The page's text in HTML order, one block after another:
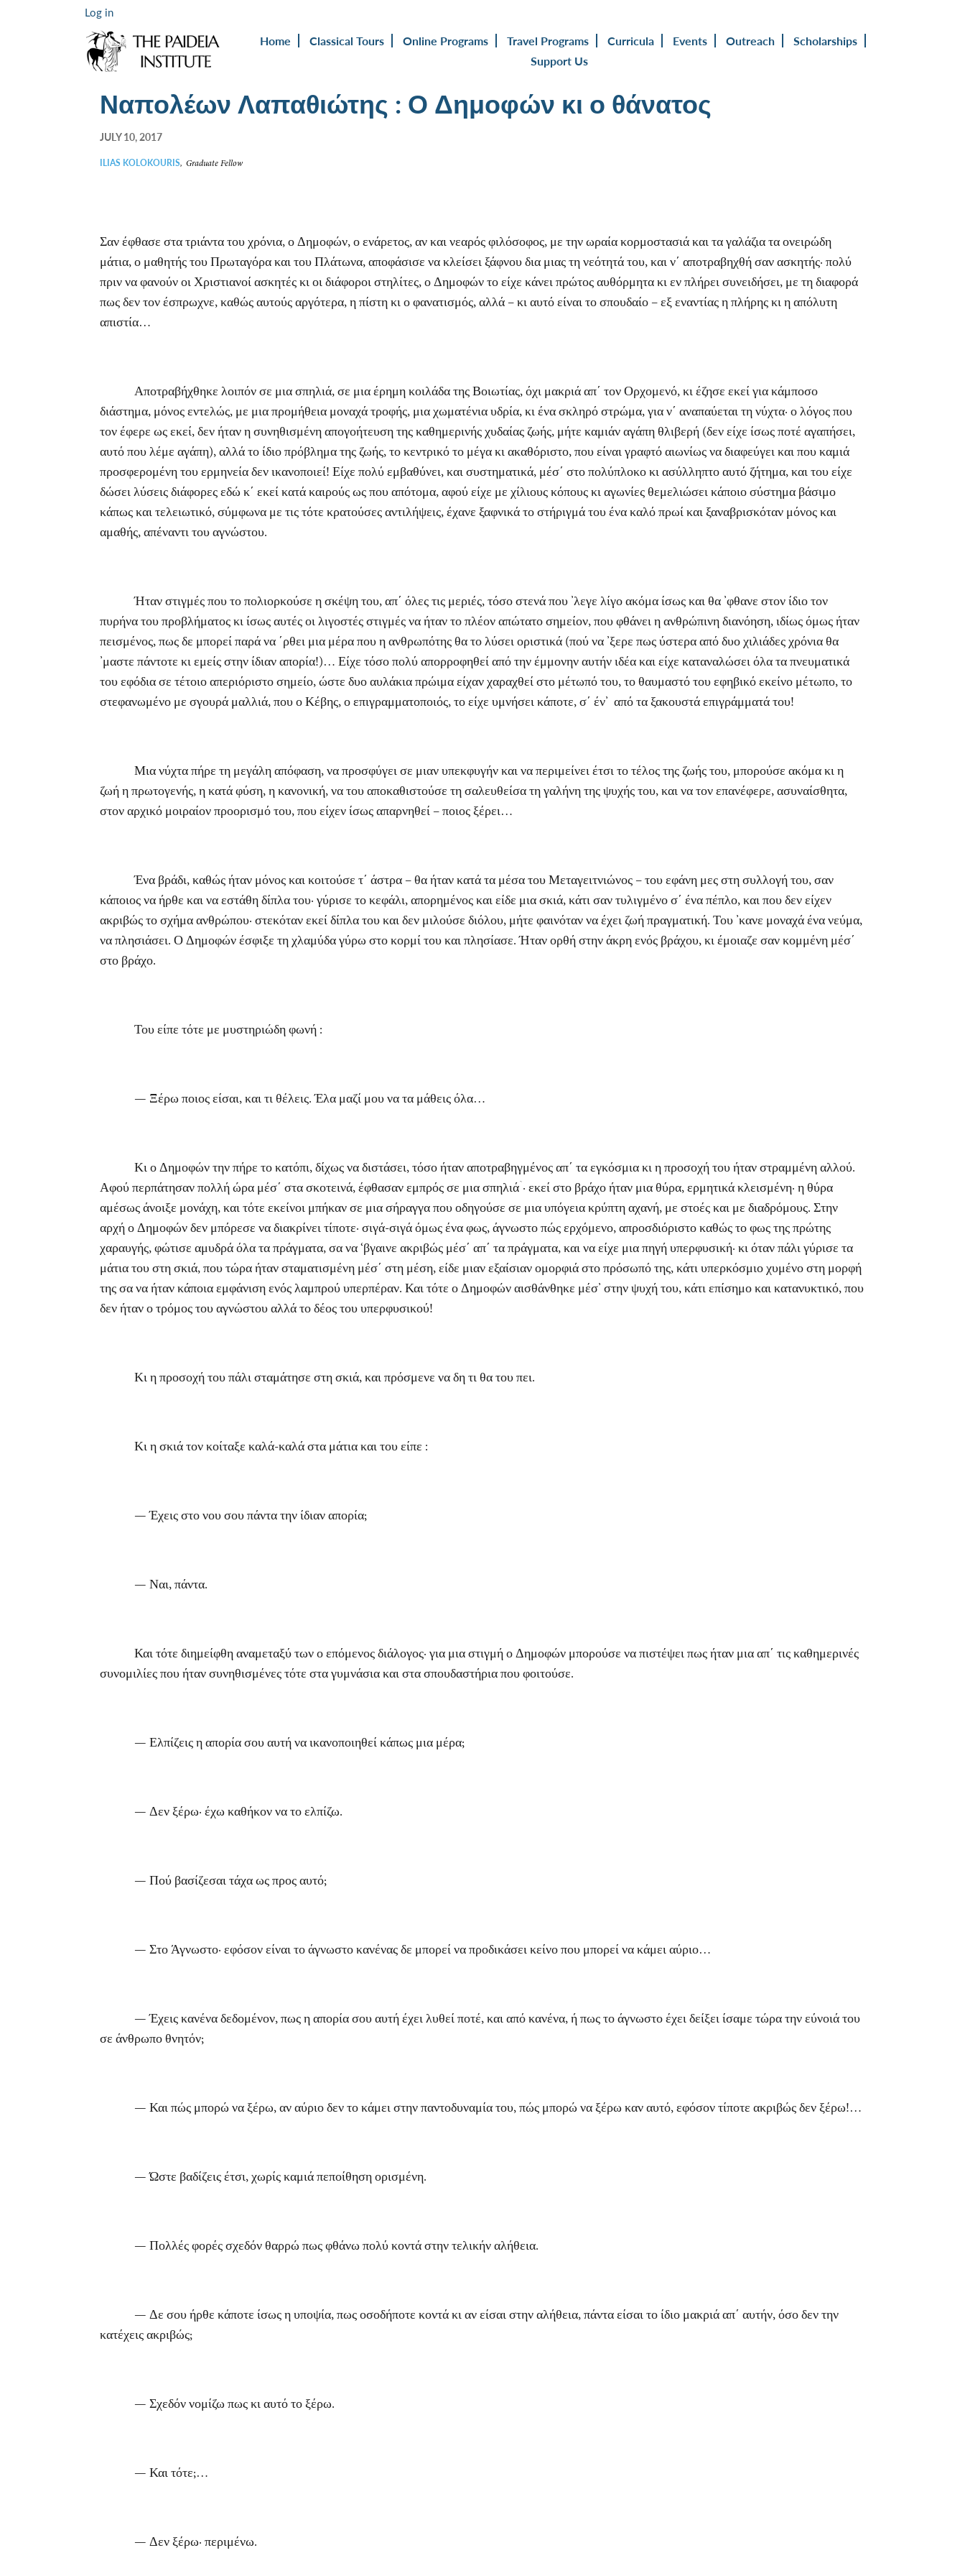
Log in
Home Classical Tours Online Programs Travel Programs Curricula Events Outreach
Scholarships
Support Us
Ναπολέων Λαπαθιώτης : Ο Δημοφών κι ο θάνατος
JULY 10, 2017
ILIAS KOLOKOURIS, Graduate Fellow
Σαν έφθασε στα τριάντα του χρόνια, ο Δημοφών, ο ενάρετος, αν και νεαρός φιλόσοφος, με την ωραία κορμοστασιά και τα γαλάζια τα ονειρώδη
μάτια, ο μαθητής του Πρωταγόρα και του Πλάτωνα, αποφάσισε να κλείσει ξάφνου δια μιας τη νεότητά του, και ν΄ αποτραβηχθή σαν ασκητής· πολύ
πριν να φανούν οι Χριστιανοί ασκητές κι οι διάφοροι στηλίτες, ο Δημοφών το είχε κάνει πρώτος αυθόρμητα κι εν πλήρει συνειδήσει, με τη διαφορά
πως δεν τον έσπρωχνε, καθώς αυτούς αργότερα, η πίστη κι ο φανατισμός, αλλά – κι αυτό είναι το σπουδαίο – εξ εναντίας η πλήρης κι η απόλυτη
απιστία…
Αποτραβήχθηκε λοιπόν σε μια σπηλιά, σε μια έρημη κοιλάδα της Βοιωτίας, όχι μακριά απ΄ τον Ορχομενό, κι έζησε εκεί για κάμποσο
διάστημα, μόνος εντελώς, με μια προμήθεια μοναχά τροφής, μια χωματένια υδρία, κι ένα σκληρό στρώμα, για ν΄ αναπαύεται τη νύχτα· ο λόγος που
τον έφερε ως εκεί, δεν ήταν η συνηθισμένη απογοήτευση της καθημερινής χυδαίας ζωής, μήτε καμιάν αγάπη θλιβερή (δεν είχε ίσως ποτέ αγαπήσει,
αυτό που λέμε αγάπη), αλλά το ίδιο πρόβλημα της ζωής, το κεντρικό το μέγα κι ακαθόριστο, που είναι γραφτό αιωνίως να διαφεύγει και που καμιά
προσφερομένη του ερμηνεία δεν ικανοποιεί! Είχε πολύ εμβαθύνει, και συστηματικά, μέσ΄ στο πολύπλοκο κι ασύλληπτο αυτό ζήτημα, και του είχε
δώσει λύσεις διάφορες εδώ κ΄ εκεί κατά καιρούς ως που απότομα, αφού είχε με χίλιους κόπους κι αγωνίες θεμελιώσει κάποιο σύστημα βάσιμο
κάπως και τελειωτικό, σύμφωνα με τις τότε κρατούσες αντιλήψεις, έχανε ξαφνικά το στήριγμά του ένα καλό πρωί και ξαναβρισκόταν μόνος και
αμαθής, απέναντι του αγνώστου.
Ήταν στιγμές που το πολιορκούσε η σκέψη του, απ΄ όλες τις μεριές, τόσο στενά που ’λεγε λίγο ακόμα ίσως και θα ’φθανε στον ίδιο τον
πυρήνα του προβλήματος κι ίσως αυτές οι λιγοστές στιγμές να ήταν το πλέον απώτατο σημείον, που φθάνει η ανθρώπινη διανόηση, ιδίως όμως ήταν
πεισμένος, πως δε μπορεί παρά να ΄ρθει μια μέρα που η ανθρωπότης θα το λύσει οριστικά (πού να ’ξερε πως ύστερα από δυο χιλιάδες χρόνια θα
’μαστε πάντοτε κι εμείς στην ίδιαν απορία!)… Είχε τόσο πολύ απορροφηθεί από την έμμονην αυτήν ιδέα και είχε καταναλώσει όλα τα πνευματικά
του εφόδια σε τέτοιο απεριόριστο σημείο, ώστε δυο αυλάκια πρώιμα είχαν χαραχθεί στο μέτωπό του, το θαυμαστό του εφηβικό εκείνο μέτωπο, το
στεφανωμένο με σγουρά μαλλιά, που ο Κέβης, ο επιγραμματοποιός, το είχε υμνήσει κάποτε, σ΄ έν’ από τα ξακουστά επιγράμματά του!
Μια νύχτα πήρε τη μεγάλη απόφαση, να προσφύγει σε μιαν υπεκφυγήν και να περιμείνει έτσι το τέλος της ζωής του, μπορούσε ακόμα κι η
ζωή η πρωτογενής, η κατά φύση, η κανονική, να του αποκαθιστούσε τη σαλευθείσα τη γαλήνη της ψυχής του, και να τον επανέφερε, ασυναίσθητα,
στον αρχικό μοιραίον προορισμό του, που είχεν ίσως απαρνηθεί – ποιος ξέρει…
Ένα βράδι, καθώς ήταν μόνος και κοιτούσε τ΄ άστρα – θα ήταν κατά τα μέσα του Μεταγειτνιώνος – του εφάνη μες στη συλλογή του, σαν
κάποιος να ήρθε και να εστάθη δίπλα του· γύρισε το κεφάλι, απορημένος και είδε μια σκιά, κάτι σαν τυλιγμένο σ΄ ένα πέπλο, και που δεν είχεν
ακριβώς το σχήμα ανθρώπου· στεκόταν εκεί δίπλα του και δεν μιλούσε διόλου, μήτε φαινόταν να έχει ζωή πραγματική. Του ’κανε μοναχά ένα νεύμα,
να πλησιάσει. Ο Δημοφών έσφιξε τη χλαμύδα γύρω στο κορμί του και πλησίασε. Ήταν ορθή στην άκρη ενός βράχου, κι έμοιαζε σαν κομμένη μέσ΄
στο βράχο.
Του είπε τότε με μυστηριώδη φωνή :
— Ξέρω ποιος είσαι, και τι θέλεις. Έλα μαζί μου να τα μάθεις όλα…
Κι ο Δημοφών την πήρε το κατόπι, δίχως να διστάσει, τόσο ήταν αποτραβηγμένος απ΄ τα εγκόσμια κι η προσοχή του ήταν στραμμένη αλλού.
Αφού περπάτησαν πολλή ώρα μέσ΄ στα σκοτεινά, έφθασαν εμπρός σε μια σπηλιάۤ· εκεί στο βράχο ήταν μια θύρα, ερμητικά κλεισμένη· η θύρα
αμέσως άνοιξε μονάχη, και τότε εκείνοι μπήκαν σε μια σήραγγα που οδηγούσε σε μια υπόγεια κρύπτη αχανή, με στοές και με διαδρόμους. Στην
αρχή ο Δημοφών δεν μπόρεσε να διακρίνει τίποτε· σιγά-σιγά όμως ένα φως, άγνωστο πώς ερχόμενο, απροσδιόριστο καθώς το φως της πρώτης
χαραυγής, φώτισε αμυδρά όλα τα πράγματα, σα να ‘βγαινε ακριβώς μέσ΄ απ΄ τα πράγματα, και να είχε μια πηγή υπερφυσική· κι όταν πάλι γύρισε τα
μάτια του στη σκιά, που τώρα ήταν σταματισμένη μέσ΄ στη μέση, είδε μιαν εξαίσιαν ομορφιά στο πρόσωπό της, κάτι υπερκόσμιο χυμένο στη μορφή
της σα να ήταν κάποια εμφάνιση ενός λαμπρού υπερπέραν. Και τότε ο Δημοφών αισθάνθηκε μέσ’ στην ψυχή του, κάτι επίσημο και κατανυκτικό, που
δεν ήταν ο τρόμος του αγνώστου αλλά το δέος του υπερφυσικού!
Κι η προσοχή του πάλι σταμάτησε στη σκιά, και πρόσμενε να δη τι θα του πει.
Κι η σκιά τον κοίταξε καλά-καλά στα μάτια και του είπε :
— Έχεις στο νου σου πάντα την ίδιαν απορία;
— Ναι, πάντα.
Και τότε διημείφθη αναμεταξύ των ο επόμενος διάλογος· για μια στιγμή ο Δημοφών μπορούσε να πιστέψει πως ήταν μια απ΄ τις καθημερινές
συνομιλίες που ήταν συνηθισμένες τότε στα γυμνάσια και στα σπουδαστήρια που φοιτούσε.
— Ελπίζεις η απορία σου αυτή να ικανοποιηθεί κάπως μια μέρα;
— Δεν ξέρω· έχω καθήκον να το ελπίζω.
— Πού βασίζεσαι τάχα ως προς αυτό;
— Στο Άγνωστο· εφόσον είναι το άγνωστο κανένας δε μπορεί να προδικάσει κείνο που μπορεί να κάμει αύριο…
— Έχεις κανένα δεδομένον, πως η απορία σου αυτή έχει λυθεί ποτέ, και από κανένα, ή πως το άγνωστο έχει δείξει ίσαμε τώρα την εύνοιά του
σε άνθρωπο θνητόν;
— Και πώς μπορώ να ξέρω, αν αύριο δεν το κάμει στην παντοδυναμία του, πώς μπορώ να ξέρω καν αυτό, εφόσον τίποτε ακριβώς δεν ξέρω!…
— Ώστε βαδίζεις έτσι, χωρίς καμιά πεποίθηση ορισμένη.
— Πολλές φορές σχεδόν θαρρώ πως φθάνω πολύ κοντά στην τελικήν αλήθεια.
— Δε σου ήρθε κάποτε ίσως η υποψία, πως οσοδήποτε κοντά κι αν είσαι στην αλήθεια, πάντα είσαι το ίδιο μακριά απ΄ αυτήν, όσο δεν την
κατέχεις ακριβώς;
— Σχεδόν νομίζω πως κι αυτό το ξέρω.
— Και τότε;…
— Δεν ξέρω· περιμένω.